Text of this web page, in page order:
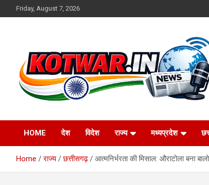
to
Friday, August 7, 2026
kotwar.in
HOME देश विदेश राज्य मध्यप्रदेश
Home राज्य छत्तीसगढ़ आत्मनिर्भरता की मिसाल: औराटोला बना